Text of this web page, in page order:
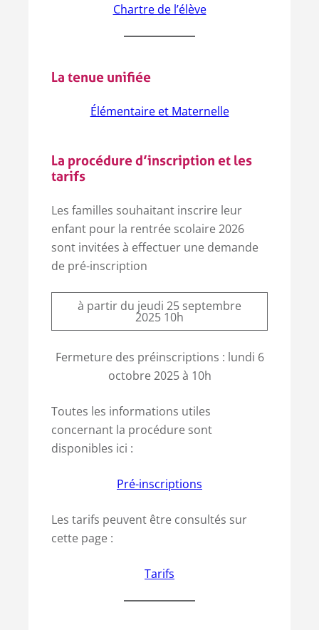
Chartre de l’élève
La tenue unifiée
Élémentaire et Maternelle
La procédure d’inscription et les
tarifs
Les familles souhaitant inscrire leur
enfant pour la rentrée scolaire 2026
sont invitées à effectuer une demande
de pré-inscription
à partir du jeudi 25 septembre
2025 10h
Fermeture des préinscriptions : lundi 6
octobre 2025 à 10h
Toutes les informations utiles
concernant la procédure sont
disponibles ici :
Pré-inscriptions
Les tarifs peuvent être consultés sur
cette page :
Tarifs